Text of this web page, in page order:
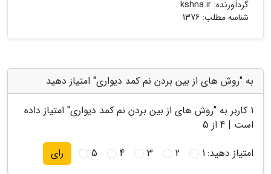
گردآورنده: kshna.ir
شناسه مطلب: 1376
به "روش های از بین بردن نم کمد دیواری" امتیاز دهید
1 کاربر به "روش های از بین بردن نم کمد دیواری" امتیاز داده
است | 4 از 5
امتیاز دهید:1
2
3
4
5 رای